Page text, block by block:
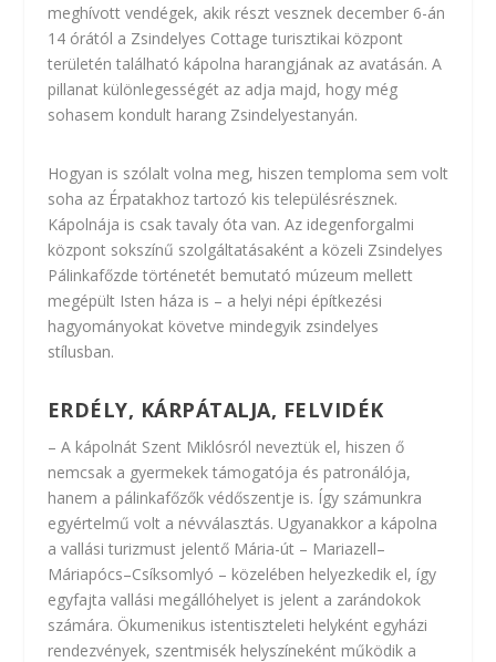
meghívott vendégek, akik részt vesznek december 6-án
14 órától a Zsindelyes Cottage turisztikai központ
területén található kápolna harangjának az avatásán. A
pillanat különlegességét az adja majd, hogy még
sohasem kondult harang Zsindelyestanyán.
Hogyan is szólalt volna meg, hiszen temploma sem volt
soha az Érpatakhoz tartozó kis településrésznek.
Kápolnája is csak tavaly óta van. Az idegenforgalmi
központ sokszínű szolgáltatásaként a közeli Zsindelyes
Pálinkafőzde történetét bemutató múzeum mellett
megépült Isten háza is – a helyi népi építkezési
hagyományokat követve mindegyik zsindelyes
stílusban.
ERDÉLY, KÁRPÁTALJA, FELVIDÉK
– A kápolnát Szent Miklósról neveztük el, hiszen ő
nemcsak a gyermekek támogatója és patronálója,
hanem a pálinkafőzők védőszentje is. Így számunkra
egyértelmű volt a névválasztás. Ugyanakkor a kápolna
a vallási turizmust jelentő Mária-út – Mariazell–
Máriapócs–Csíksomlyó – közelében helyezkedik el, így
egyfajta vallási megállóhelyet is jelent a zarándokok
számára. Ökumenikus istentiszteleti helyként egyházi
rendezvények, szentmisék helyszíneként működik a